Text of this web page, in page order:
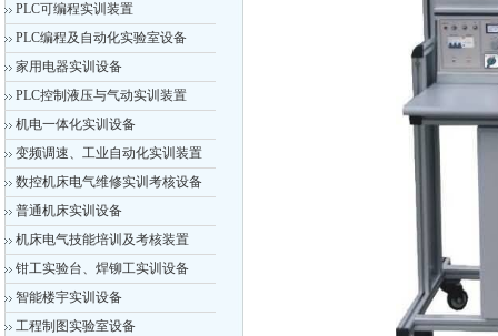
PLC可编程实训装置
PLC编程及自动化实验室设备
家用电器实训设备
PLC控制液压与气动实训装置
机电一体化实训设备
变频调速、工业自动化实训装置
数控机床电气维修实训考核设备
普通机床实训设备
机床电气技能培训及考核装置
钳工实验台、焊铆工实训设备
智能楼宇实训设备
工程制图实验室设备